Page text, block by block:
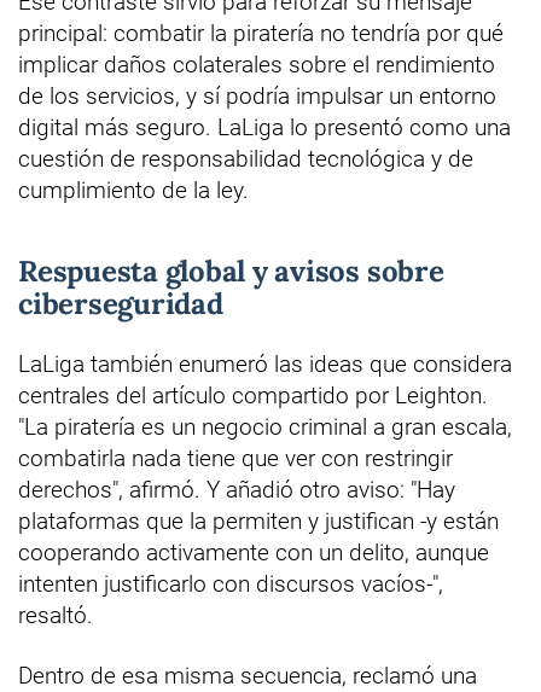
principal: combatir la piratería no tendría por qué
implicar daños colaterales sobre el rendimiento
de los servicios, y sí podría impulsar un entorno
digital más seguro. LaLiga lo presentó como una
cuestión de responsabilidad tecnológica y de
cumplimiento de la ley.
Respuesta global y avisos sobre
ciberseguridad
LaLiga también enumeró las ideas que considera
centrales del artículo compartido por Leighton.
"La piratería es un negocio criminal a gran escala,
combatirla nada tiene que ver con restringir
derechos", afirmó. Y añadió otro aviso: "Hay
plataformas que la permiten y justifican -y están
cooperando activamente con un delito, aunque
intenten justificarlo con discursos vacíos-",
resaltó.
Dentro de esa misma secuencia, reclamó una